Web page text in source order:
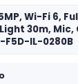
Wi-Fi 6,
30m, Mic,
F5D-IL-0280B